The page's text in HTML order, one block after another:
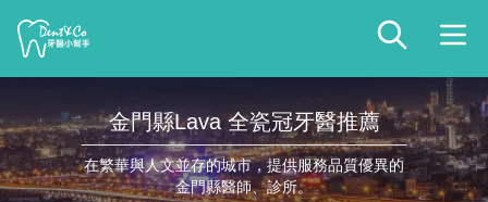
金門縣Lava 全瓷冠牙醫推薦
在繁華與人文並存的城市，提供服務品質優異的
金門縣醫師、診所。